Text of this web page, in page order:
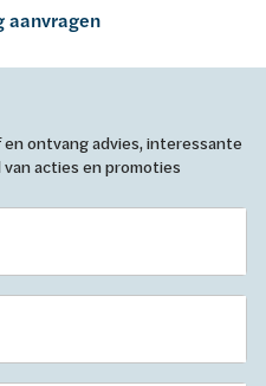
aanvragen
ontvang advies, interessante
acties en promoties